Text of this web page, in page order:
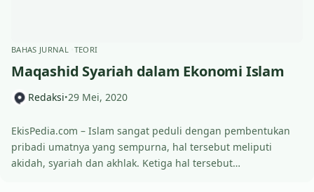
BAHAS JURNAL TEORI
Maqashid Syariah dalam Ekonomi Islam
Redaksi•29 Mei, 2020
EkisPedia.com – Islam sangat peduli dengan pembentukan
pribadi umatnya yang sempurna, hal tersebut meliputi
akidah, syariah dan akhlak. Ketiga hal tersebut…